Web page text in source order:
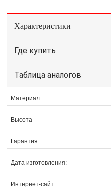
Характеристики
Где купить
Таблица аналогов
Материал
Высота
Гарантия
Дата изготовления:
Интернет-сайт